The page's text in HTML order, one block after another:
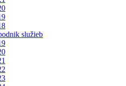
služieb